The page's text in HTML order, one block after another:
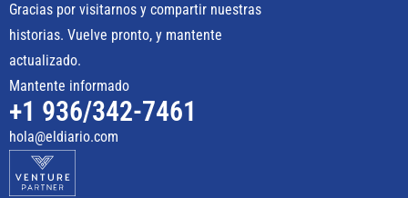
Gracias por visitarnos y compartir nuestras
historias. Vuelve pronto, y mantente
actualizado.
Mantente informado
+1 936/342-7461
hola@eldiario.com